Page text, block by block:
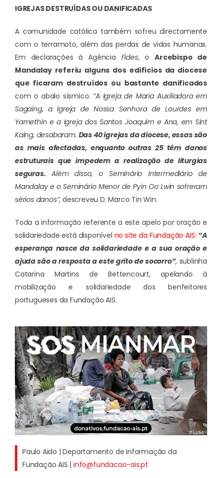
IGREJAS DESTRUÍDAS OU DANIFICADAS
A comunidade católica também sofreu directamente
com o terramoto, além das perdas de vidas humanas.
Em declarações à Agência Fides, oArcebispo de
Mandalay referiu alguns dos edifícios da diocese
que ficaram destruídos ou bastante danificados
com o abalo sísmico. “A Igreja de Maria Auxiliadora em
Sagaing, a Igreja de Nossa Senhora de Lourdes em
Yamethin e a Igreja dos Santos Joaquim e Ana, em Sint
Kaing, desabaram. Das 40 igrejas da diocese, essas são
as mais afectadas, enquanto outras 25 têm danos
estruturais que impedem a realização de liturgias
seguras. Além disso, o Seminário Intermediário de
Mandalay e o Seminário Menor de Pyin Oo Lwin sofreram
sérios danos”, descreveu D. Marco Tin Win.
Toda a informação referente a este apelo por oração e
solidariedade está disponível no site da Fundação AIS. “A
esperança nasce da solidariedade e a sua oração e
ajuda são a resposta a este grito de socorro”, sublinha
Catarina Martins de Bettencourt, apelando à
mobilização e solidariedade dos benfeitores
portugueses da Fundação AIS.
Paulo Aido | Departamento de Informação da
Fundação AIS |info@fundacao-ais.pt